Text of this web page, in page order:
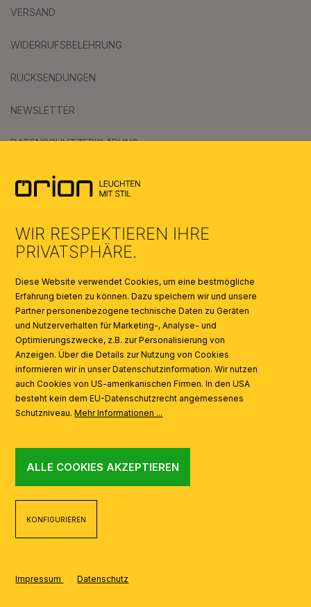
VERSAND
WIDERRUFSBELEHRUNG
RÜCKSENDUNGEN
NEWSLETTER
DATENSCHUTZERKLÄRUNG
KATALOGE
AI
WIR RESPEKTIEREN IHRE
PRIVATSPHÄRE.
Diese Website verwendet Cookies, um eine bestmögliche
Erfahrung bieten zu können. Dazu speichern wir und unsere
Partner personenbezogene technische Daten zu Geräten
und Nutzerverhalten für Marketing-, Analyse- und
Optimierungszwecke, z.B. zur Personalisierung von
Anzeigen. Über die Details zur Nutzung von Cookies
informieren wir in unser Datenschutzinformation. Wir nutzen
auch Cookies von US-amerikanischen Firmen. In den USA
besteht kein dem EU-Datenschutzrecht angemessenes
Schutzniveau.Mehr Informationen ...
ALLE COOKIES AKZEPTIEREN
KONFIGURIEREN
Impressum Datenschutz